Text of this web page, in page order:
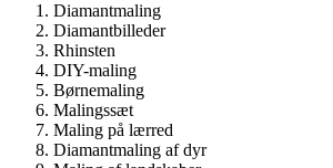
Diamantmaling
Diamantbilleder
Rhinsten
DIY-maling
Børnemaling
Malingssæt
Maling på lærred
Diamantmaling af dyr